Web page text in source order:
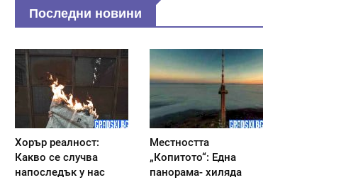
Последни новини
Хорър реалност:
Какво се случва
напоследък у нас
Местността
„Копитото“: Една
панорама- хиляда